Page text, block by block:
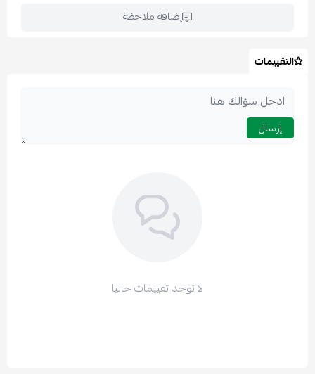
إضافة ملاحظة
التقييمات
إرسال
لا توجد تقييمات حاليا